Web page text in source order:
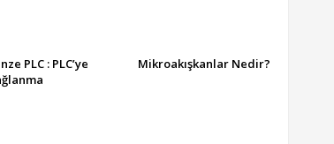
PLC : PLC’ye
Mikroakışkanlar Nedir?